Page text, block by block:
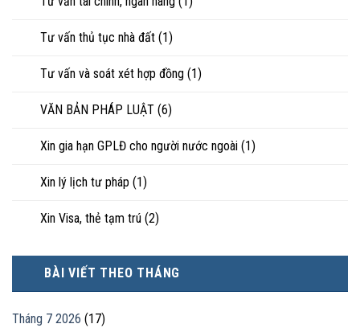
Tư vấn thủ tục nhà đất (1)
Tư vấn và soát xét hợp đồng (1)
VĂN BẢN PHÁP LUẬT (6)
Xin gia hạn GPLĐ cho người nước ngoài (1)
Xin lý lịch tư pháp (1)
Xin Visa, thẻ tạm trú (2)
BÀI VIẾT THEO THÁNG
Tháng 7 2026 (17)